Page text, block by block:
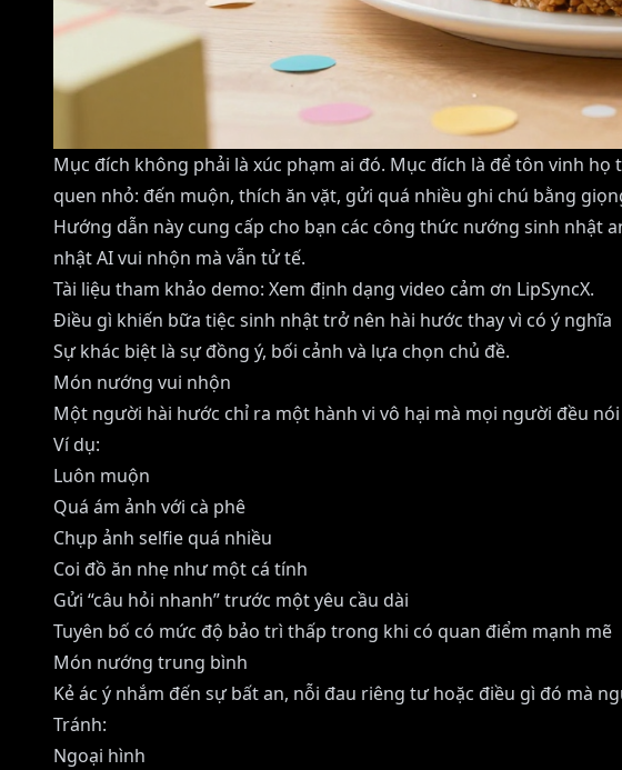
Mục đích không phải là xúc phạm ai đó. Mục đích là để tôn vinh
quen nhỏ: đến muộn, thích ăn vặt, gửi quá nhiều ghi chú bằng
Hướng dẫn này cung cấp cho bạn các công thức nướng sinh nhật
nhật AI vui nhộn mà vẫn tử tế.
Tài liệu tham khảo demo: Xem định dạng video cảm ơn LipSyncX.
Điều gì khiến bữa tiệc sinh nhật trở nên hài hước thay vì có ý nghĩa
Sự khác biệt là sự đồng ý, bối cảnh và lựa chọn chủ đề.
Món nướng vui nhộn
Một người hài hước chỉ ra một hành vi vô hại mà mọi người đều
Ví dụ:
Luôn muộn
Quá ám ảnh với cà phê
Chụp ảnh selfie quá nhiều
Coi đồ ăn nhẹ như một cá tính
Gửi “câu hỏi nhanh” trước một yêu cầu dài
Tuyên bố có mức độ bảo trì thấp trong khi có quan điểm mạnh mẽ
Món nướng trung bình
Kẻ ác ý nhắm đến sự bất an, nỗi đau riêng tư hoặc điều gì đó mà
Tránh:
Ngoại hình